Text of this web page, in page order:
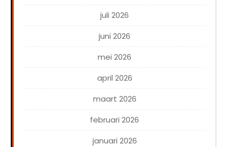
juli 2026
juni 2026
mei 2026
april 2026
maart 2026
februari 2026
januari 2026